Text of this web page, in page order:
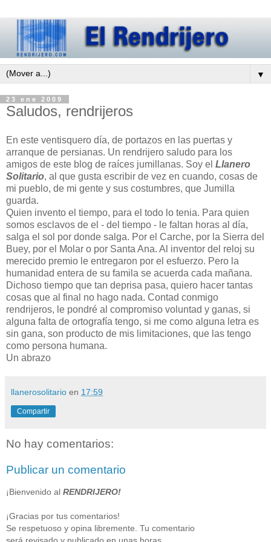
▼
23 ene 2009
Saludos, rendrijeros
En este ventisquero día, de portazos en las puertas y
arranque de persianas. Un rendrijero saludo para los
amigos de este blog de raíces jumillanas. Soy el Llanero
Solitario, al que gusta escribir de vez en cuando, cosas de
mi pueblo, de mi gente y sus costumbres, que Jumilla
guarda.
Quien invento el tiempo, para el todo lo tenia. Para quien
somos esclavos de el - del tiempo - le faltan horas al día,
salga el sol por donde salga. Por el Carche, por la Sierra del
Buey, por el Molar o por Santa Ana. Al inventor del reloj su
merecido premio le entregaron por el esfuerzo. Pero la
humanidad entera de su famila se acuerda cada mañana.
Dichoso tiempo que tan deprisa pasa, quiero hacer tantas
cosas que al final no hago nada. Contad conmigo
rendrijeros, le pondré al compromiso voluntad y ganas, si
alguna falta de ortografía tengo, si me como alguna letra es
sin gana, son producto de mis limitaciones, que las tengo
como persona humana.
Un abrazo
llanerosolitario en 17:59
Compartir
No hay comentarios:
Publicar un comentario
¡Bienvenido al RENDRIJERO!
¡Gracias por tus comentarios!
Se respetuoso y opina libremente. Tu comentario
será revisado y publicado en unas horas.